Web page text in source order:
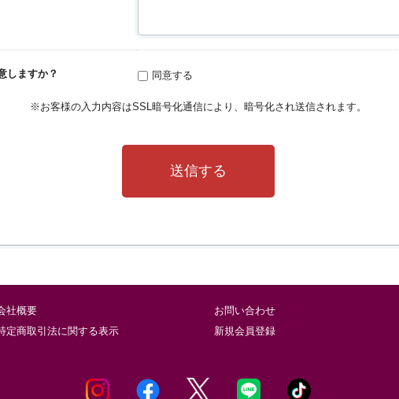
しますか？ 同意する
※お客様の入力内容はSSL暗号化通信により、暗号化され送信されます。
社概要
定商取引法に関する表示
お問い合わせ
新規会員登録